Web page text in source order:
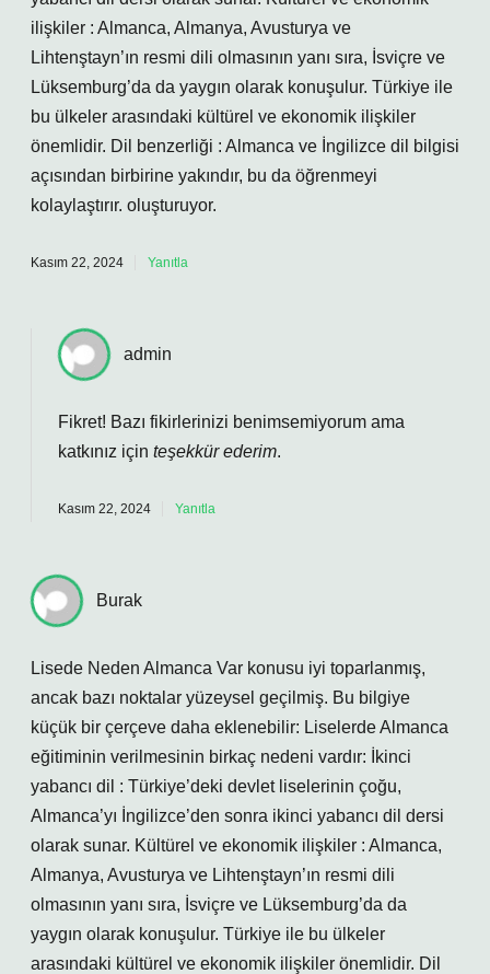
ilişkiler : Almanca, Almanya, Avusturya ve
Lihtenştayn’ın resmi dili olmasının yanı sıra, İsviçre ve
Lüksemburg’da da yaygın olarak konuşulur. Türkiye ile
bu ülkeler arasındaki kültürel ve ekonomik ilişkiler
önemlidir. Dil benzerliği : Almanca ve İngilizce dil bilgisi
açısından birbirine yakındır, bu da öğrenmeyi
kolaylaştırır. oluşturuyor.
Kasım 22, 2024 Yanıtla
admin
Fikret! Bazı fikirlerinizi benimsemiyorum ama
katkınız için teşekkür ederim.
Kasım 22, 2024 Yanıtla
Burak
Lisede Neden Almanca Var konusu iyi toparlanmış,
ancak bazı noktalar yüzeysel geçilmiş. Bu bilgiye
küçük bir çerçeve daha eklenebilir: Liselerde Almanca
eğitiminin verilmesinin birkaç nedeni vardır: İkinci
yabancı dil : Türkiye’deki devlet liselerinin çoğu,
Almanca’yı İngilizce’den sonra ikinci yabancı dil dersi
olarak sunar. Kültürel ve ekonomik ilişkiler : Almanca,
Almanya, Avusturya ve Lihtenştayn’ın resmi dili
olmasının yanı sıra, İsviçre ve Lüksemburg’da da
yaygın olarak konuşulur. Türkiye ile bu ülkeler
arasındaki kültürel ve ekonomik ilişkiler önemlidir. Dil